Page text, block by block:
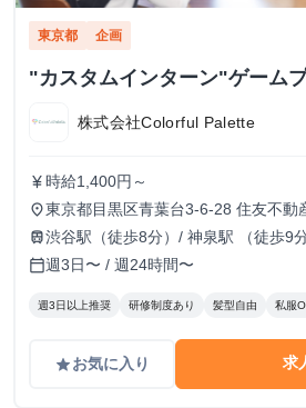
東京都 企画
"カスタムインターン"ゲーム
株式会社Colorful Palette
currency_yen 時給1,400円～
place東京都目黒区青葉台3-6-28 住友不動
train渋谷駅（徒歩8分）/ 神泉駅 （徒歩9
分）
calendar_today週3日〜 / 週24時間〜
週3日以上推奨 研修制度あり 髪型自由 私服
gradeお気に入り 求